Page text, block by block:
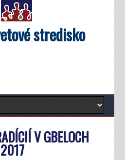
stredisko
V GBELOCH
2017